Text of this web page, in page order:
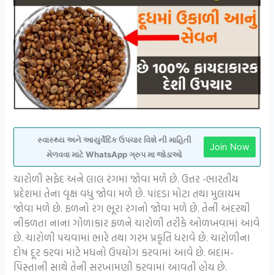
સ્વાસ્થ્ય અને આયુર્વેદિક ઉપચાર વિશે ની માહિતી
મેળવવા માટે WhatsApp ગ્રુપ મા જોડાઓ
Join Now
ચારોળી સફેદ અને લાલ રંગમાં જોવા મળે છે. ઉત્તર -ભારતીય
પ્રદેશમાં તેના વૃક્ષ વધુ જોવા મળે છે. પાંદડા મોટા તથા મુલાયમ
જોવા મળે છે. ફળનો રંગ ભૂરા રંગનો જોવા મળે છે. તેની અંદરથી
નીકળતા નાના ગોળાકાર ફળને ચારોળી તરીકે ઓળખવામાં આવે
છે. ચારોળી પચવામાં ભારે તથા ગરમ પ્રકૃતિ ધરાવે છે. ચારોળીના
દોષ દૂર કરવા માટે મધનો ઉપયોગ કરવામાં આવે છે. બદામ-
પિસ્તાની સાથે તેની સરખામણી કરવામાં આવતી હોય છે.